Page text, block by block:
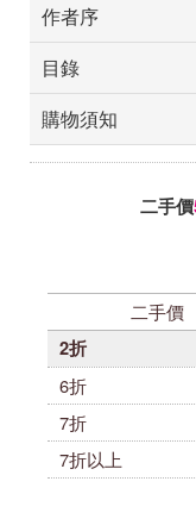
作者序
目錄
購物須知
二手價
二手價
2折
6折
7折
7折以上